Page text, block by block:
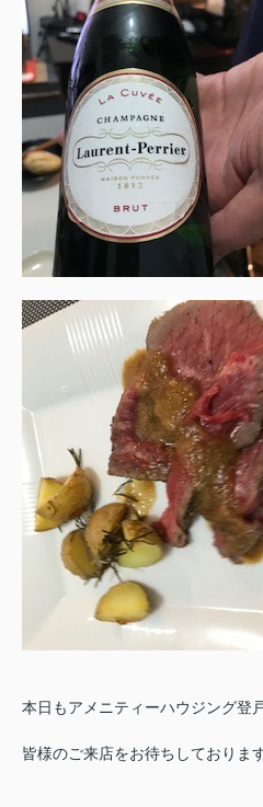
本日もアメニティーハウジング登
皆様のご来店をお待ちしておりま